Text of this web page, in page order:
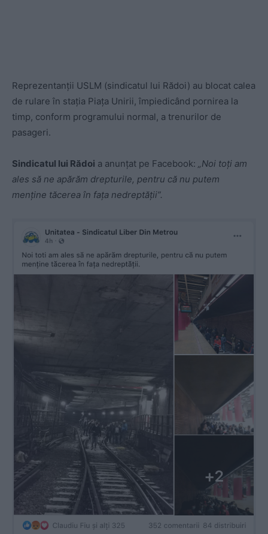
Reprezentanţii USLM (sindicatul lui Rădoi) au blocat calea
de rulare în staţia Piaţa Unirii, împiedicând pornirea la
timp, conform programului normal, a trenurilor de
pasageri.
Sindicatul lui Rădoi a anunțat pe Facebook: „Noi toți am
ales să ne apărăm drepturile, pentru că nu putem
menţine tăcerea în faţa nedreptăţii”.